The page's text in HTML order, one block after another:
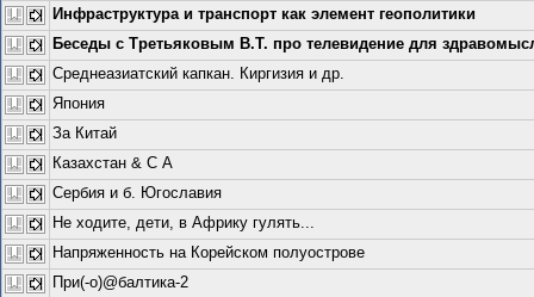
Инфраструктура и транспорт как элемент геополитики
Беседы с Третьяковым В.Т. про телевидение для
Среднеазиатский капкан. Киргизия и др.
Япония
За Китай
Казахстан & С А
Сербия и б. Югославия
Не ходите, дети, в Африку гулять...
Напряженность на Корейском полуострове
При(-о)@балтика-2